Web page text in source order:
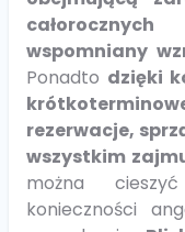
wspomniany
Ponadto dzięki
rezerwacje,
wszystkim
można
konieczności